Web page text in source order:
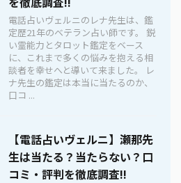
電話占いヴェルニのレナ先生は、鑑
定歴21年のベテラン占い師です。 鋭
い霊能力とタロット鑑定をベース
に、これまで多くの悩みを抱える相
談者を幸せへと導いて来ました。 レ
ナ先生の鑑定は本当に当たるのか、
口コ ...
【電話占いヴェルニ】瀬那先
生は当たる？当たらない？口
コミ・評判を徹底調査!!